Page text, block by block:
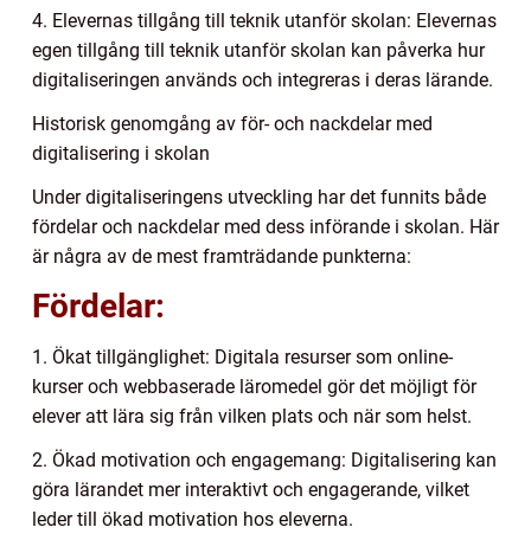
4. Elevernas tillgång till teknik utanför skolan: Elevernas
egen tillgång till teknik utanför skolan kan påverka hur
digitaliseringen används och integreras i deras lärande.
Historisk genomgång av för- och nackdelar med
digitalisering i skolan
Under digitaliseringens utveckling har det funnits både
fördelar och nackdelar med dess införande i skolan. Här
är några av de mest framträdande punkterna:
Fördelar:
1. Ökat tillgänglighet: Digitala resurser som online-
kurser och webbaserade läromedel gör det möjligt för
elever att lära sig från vilken plats och när som helst.
2. Ökad motivation och engagemang: Digitalisering kan
göra lärandet mer interaktivt och engagerande, vilket
leder till ökad motivation hos eleverna.